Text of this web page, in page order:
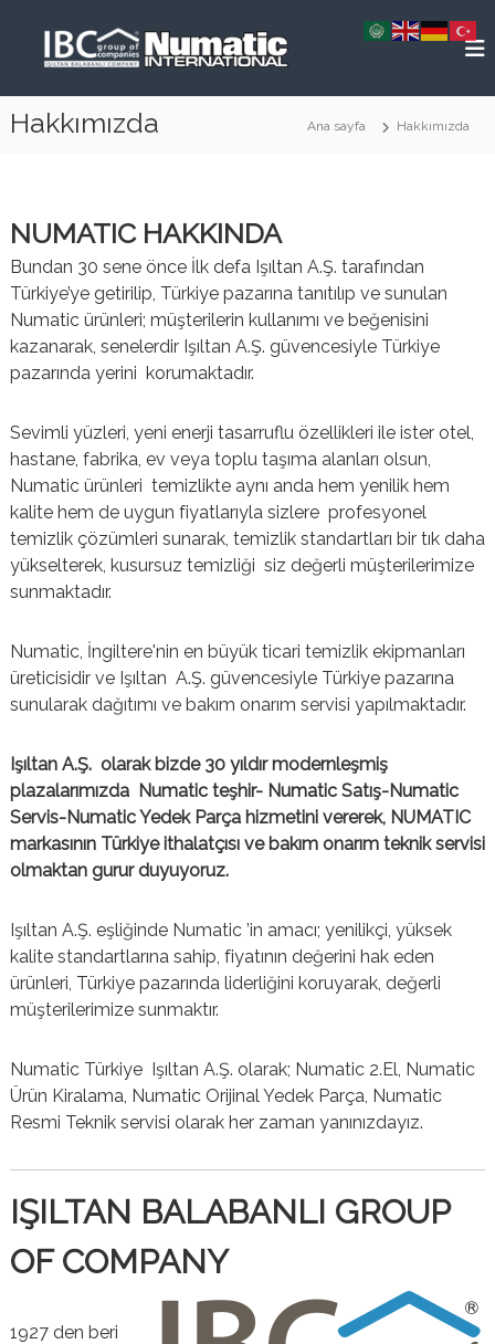
r
r
k
i
y
t
e
m
z
l
k
i
p
m
a
l
a
Hakkımızda Ana sayfa Hakkımızda
NUMATIC HAKKINDA
Bundan 30 sene önce İlk defa Işıltan A.Ş. tarafından
Türkiye’ye getirilip, Türkiye pazarına tanıtılıp ve sunulan
Numatic ürünleri; müşterilerin kullanımı ve beğenisini
kazanarak, senelerdir Işıltan A.Ş. güvencesiyle Türkiye
pazarında yerini korumaktadır.
Sevimli yüzleri, yeni enerji tasarruflu özellikleri ile ister otel,
hastane, fabrika, ev veya toplu taşıma alanları olsun,
Numatic ürünleri temizlikte aynı anda hem yenilik hem
kalite hem de uygun fiyatlarıyla sizlere profesyonel
temizlik çözümleri sunarak, temizlik standartları bir tık daha
yükselterek, kusursuz temizliği siz değerli müşterilerimize
sunmaktadır.
Numatic, İngiltere'nin en büyük ticari temizlik ekipmanları
üreticisidir ve Işıltan A.Ş. güvencesiyle Türkiye pazarına
sunularak dağıtımı ve bakım onarım servisi yapılmaktadır.
Işıltan A.Ş. olarak bizde 30 yıldır modernleşmiş
plazalarımızda Numatic teşhir- Numatic Satış-Numatic
Servis-Numatic Yedek Parça hizmetini vererek, NUMATIC
markasının Türkiye ithalatçısı ve bakım onarım teknik servisi
olmaktan gurur duyuyoruz.
Işıltan A.Ş. eşliğinde Numatic ’in amacı; yenilikçi, yüksek
kalite standartlarına sahip, fiyatının değerini hak eden
ürünleri, Türkiye pazarında liderliğini koruyarak, değerli
müşterilerimize sunmaktır.
Numatic Türkiye Işıltan A.Ş. olarak; Numatic 2.El, Numatic
Ürün Kiralama, Numatic Orijinal Yedek Parça, Numatic
Resmi Teknik servisi olarak her zaman yanınızdayız.
IŞILTAN BALABANLI GROUP
OF COMPANY
1927 den beri